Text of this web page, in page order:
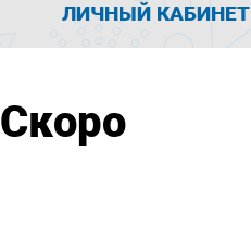
ЛИЧНЫЙ КАБИНЕТ
Скоро